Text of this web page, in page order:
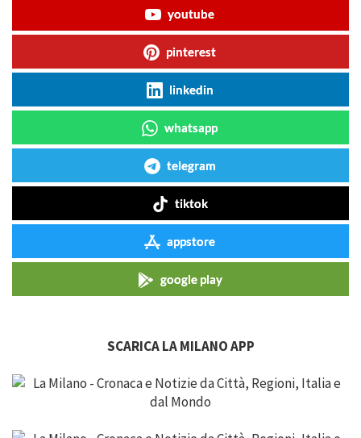
youtube
pinterest
linkedin
whatsapp
telegram
tiktok
appstore
google play
SCARICA LA MILANO APP